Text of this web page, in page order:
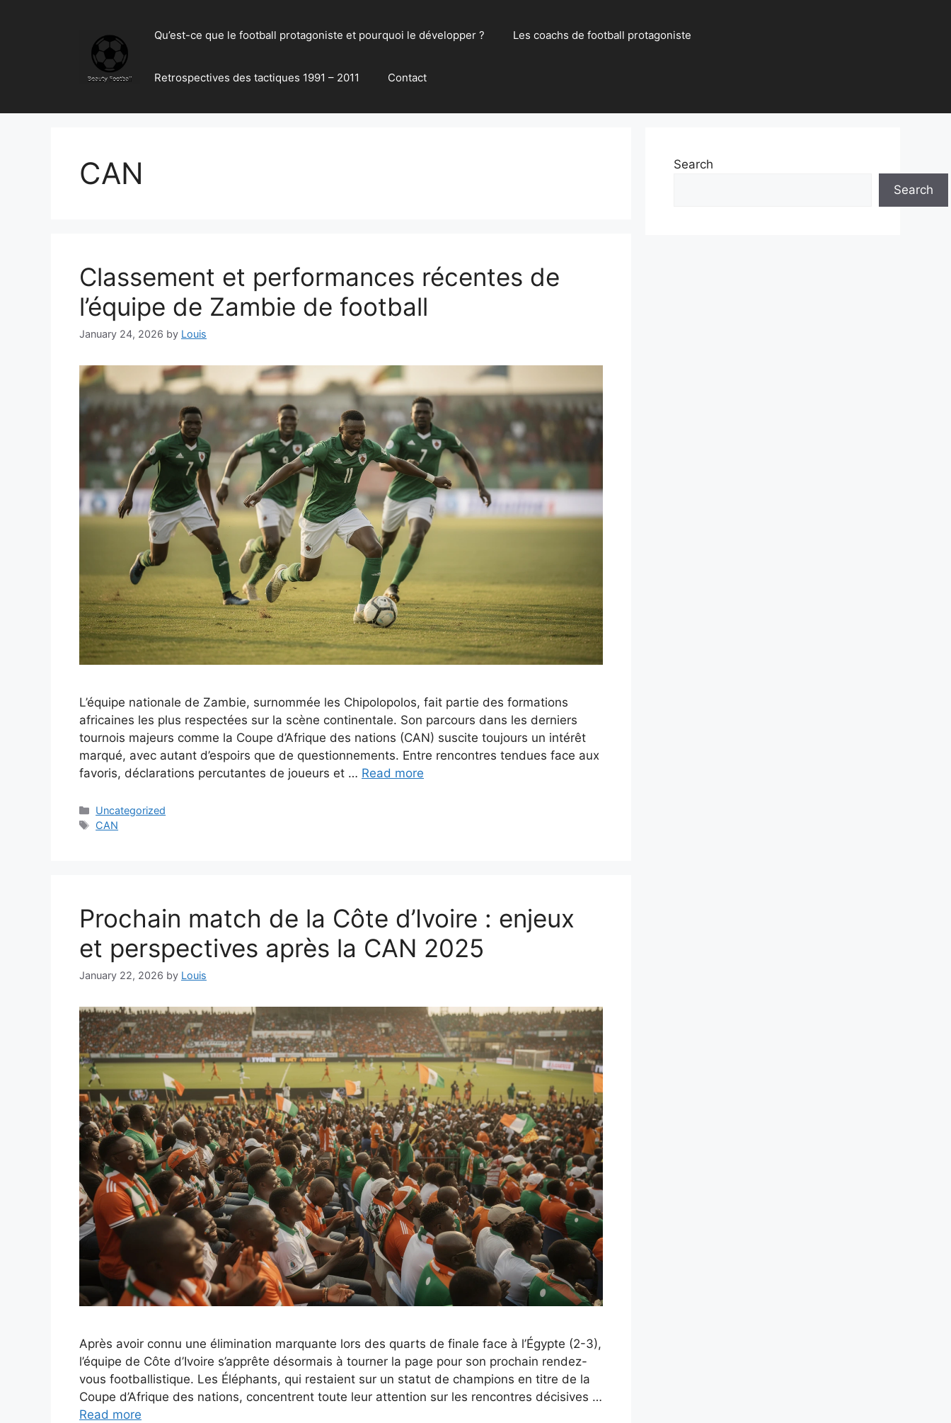
Qu’est-ce que le football protagoniste et pourquoi le développer ? Les coachs de football protagoniste
Retrospectives des tactiques 1991 – 2011 Contact
CAN
Classement et performances récentes de
l’équipe de Zambie de football
January 24, 2026 by Louis
L’équipe nationale de Zambie, surnommée les Chipolopolos, fait partie des formations
africaines les plus respectées sur la scène continentale. Son parcours dans les derniers
tournois majeurs comme la Coupe d’Afrique des nations (CAN) suscite toujours un intérêt
marqué, avec autant d’espoirs que de questionnements. Entre rencontres tendues face aux
favoris, déclarations percutantes de joueurs et … Read more
Categories
Uncategorized
Tags
CAN
Prochain match de la Côte d’Ivoire : enjeux
et perspectives après la CAN 2025
January 22, 2026 by Louis
Après avoir connu une élimination marquante lors des quarts de finale face à l’Égypte (2-3),
l’équipe de Côte d’Ivoire s’apprête désormais à tourner la page pour son prochain rendez-
vous footballistique. Les Éléphants, qui restaient sur un statut de champions en titre de la
Coupe d’Afrique des nations, concentrent toute leur attention sur les rencontres décisives …
Read more
Search
Search